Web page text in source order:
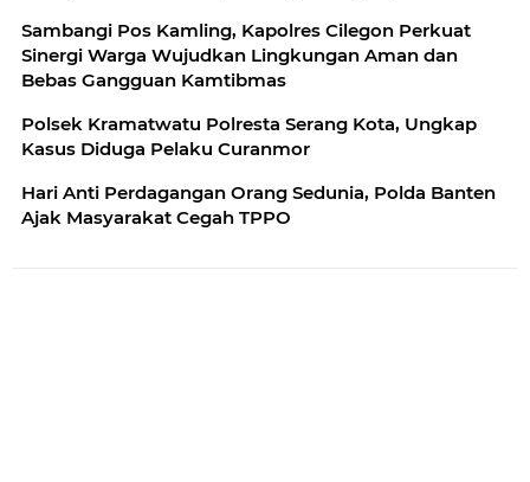
Sambangi Pos Kamling, Kapolres Cilegon Perkuat
Sinergi Warga Wujudkan Lingkungan Aman dan
Bebas Gangguan Kamtibmas
Polsek Kramatwatu Polresta Serang Kota, Ungkap
Kasus Diduga Pelaku Curanmor
Hari Anti Perdagangan Orang Sedunia, Polda Banten
Ajak Masyarakat Cegah TPPO